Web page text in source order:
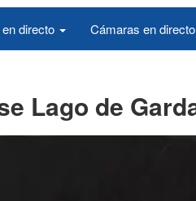
directo Cámaras en
Lago de